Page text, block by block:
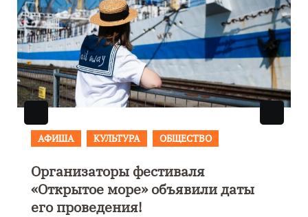
АФИША
В Калининграде пройдет
фестиваль искусств «Зимние
каникулы на Балтике»